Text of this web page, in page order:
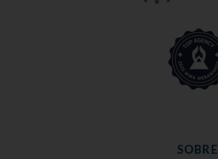
SOBRE